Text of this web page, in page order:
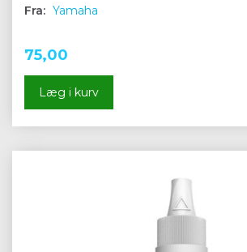
Fra: Yamaha
75,00
Læg i kurv